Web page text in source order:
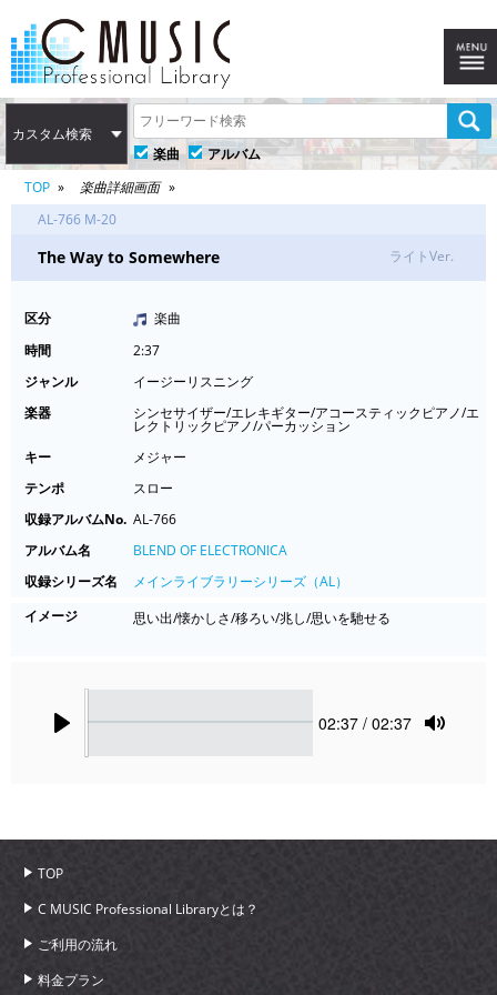
カスタム検索
楽曲
アルバム
TOP
楽曲詳細画面
AL-766 M-20
The Way to Somewhere ライトVer.
区分
楽曲
時間
2:37
ジャンル
イージーリスニング
楽器
シンセサイザー/エレキギター/アコースティックピアノ/エ
レクトリックピアノ/パーカッション
キー
メジャー
テンポ
スロー
収録アルバムNo. AL-766
アルバム名
BLEND OF ELECTRONICA
収録シリーズ名
メインライブラリーシリーズ（AL）
イメージ
思い出/懐かしさ/移ろい/兆し/思いを馳せる
Current
02:37 / 02:37
TOP
C MUSIC Professional Libraryとは？
ご利用の流れ
料金プラン